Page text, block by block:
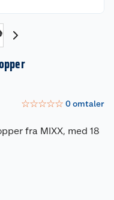
☆☆☆☆☆ 0omtaler
fra MIXX, med 18